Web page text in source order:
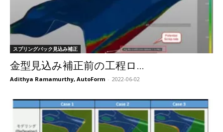
スプリングバック見込み補正
金型見込み補正前の工程ロ...
Adithya Ramamurthy, AutoForm - 2022-06-02